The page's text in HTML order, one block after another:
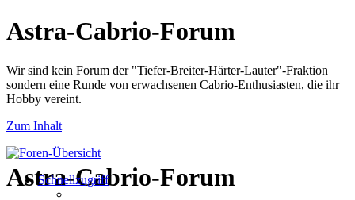
Astra-Cabrio-Forum
Wir sind kein Forum der "Tiefer-Breiter-Härter-Lauter"-Fraktion
sondern eine Runde von erwachsenen Cabrio-Enthusiasten, die ihr
Hobby vereint.
Zum Inhalt
Astra-Cabrio-Forum
Schnellzugriff